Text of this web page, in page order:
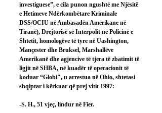
investiguese”, e cila punon ngushtë me Njësitë
e Hetimeve Ndërkombëtare Kriminale
DSS/OCIU në Ambasadën Amerikane në
Tiranë), Drejtorisë së Interpolit në Policinë e
Shtetit, homologëve të tyre në Uashington,
Mançester dhe Bruksel, Marshallëve
Amerikanë dhe agjencive të tjera të zbatimit të
ligjit në SHBA, në kuadër të operacionit të
koduar “Globi", u arrestua në Ohio, shtetasi
shqiptar i kërkuar që prej vitit 1997:
-S. H., 51 vjeç, lindur në Fier.